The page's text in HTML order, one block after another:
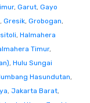
, Garut, Gayo
, Gresik, Grobogan,
, Halmahera
Timur,
, Hulu Sungai
Hasundutan,
, Jakarta Barat,